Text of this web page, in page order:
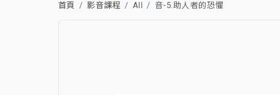
首頁 影音課程 All 音-5.助人者的恐懼